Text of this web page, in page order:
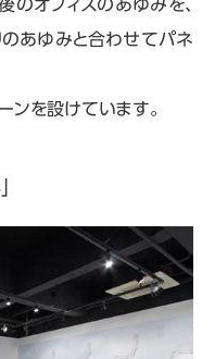
のオフィスのあゆみを、
あゆみと合わせてパネ
ンを設けています。